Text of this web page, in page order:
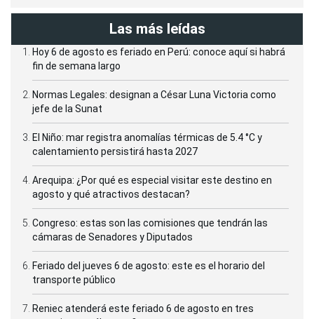
Las más leídas
Hoy 6 de agosto es feriado en Perú: conoce aquí si habrá
fin de semana largo
Normas Legales: designan a César Luna Victoria como
jefe de la Sunat
El Niño: mar registra anomalías térmicas de 5.4 °C y
calentamiento persistirá hasta 2027
Arequipa: ¿Por qué es especial visitar este destino en
agosto y qué atractivos destacan?
Congreso: estas son las comisiones que tendrán las
cámaras de Senadores y Diputados
Feriado del jueves 6 de agosto: este es el horario del
transporte público
Reniec atenderá este feriado 6 de agosto en tres